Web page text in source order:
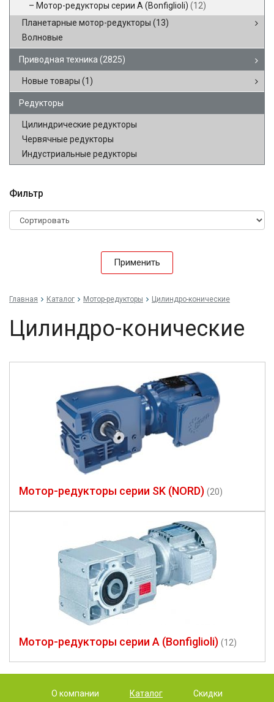
Мотор-редукторы серии A (Bonfiglioli) (12)
Планетарные мотор-редукторы (13)
Волновые
Приводная техника (2825)
Новые товары (1)
Редукторы
Цилиндрические редукторы
Червячные редукторы
Индустриальные редукторы
Фильтр
Применить
Главная Каталог Мотор-редукторы Цилиндро-конические
Цилиндро-конические
Мотор-редукторы серии SK (NORD) (20)
Мотор-редукторы серии A (Bonfiglioli) (12)
О компании Каталог Скидки